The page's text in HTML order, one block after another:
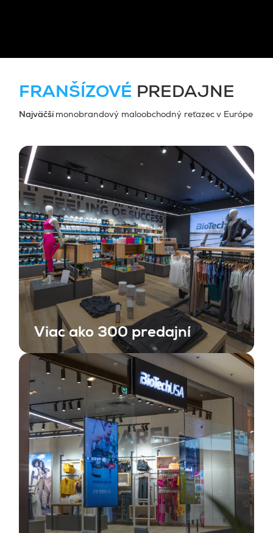
FRANŠÍZOVÉ PREDAJNE
Najväčší monobrandový maloobchodný reťazec v Európe
Viac ako 300 predajní